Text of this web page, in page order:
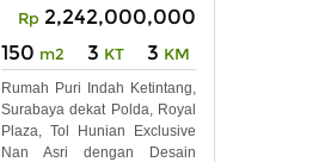
Rp 2,242,000,000
150 m2 3 KT 3 KM
Rumah Puri Indah Ketintang,
Surabaya dekat Polda, Royal
Plaza, Tol Hunian Exclusive
Nan Asri dengan Desain